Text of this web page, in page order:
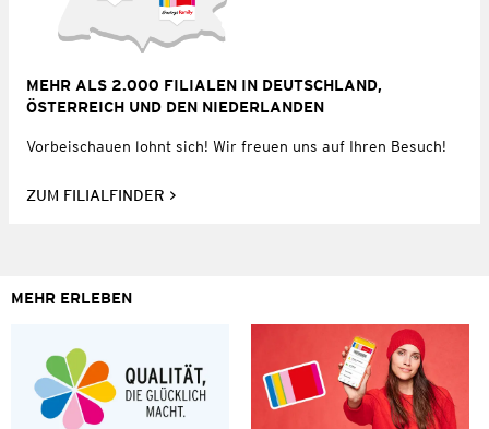
MEHR ALS 2.000 FILIALEN IN DEUTSCHLAND,
ÖSTERREICH UND DEN NIEDERLANDEN
Vorbeischauen lohnt sich! Wir freuen uns auf Ihren Besuch!
ZUM FILIALFINDER
MEHR ERLEBEN